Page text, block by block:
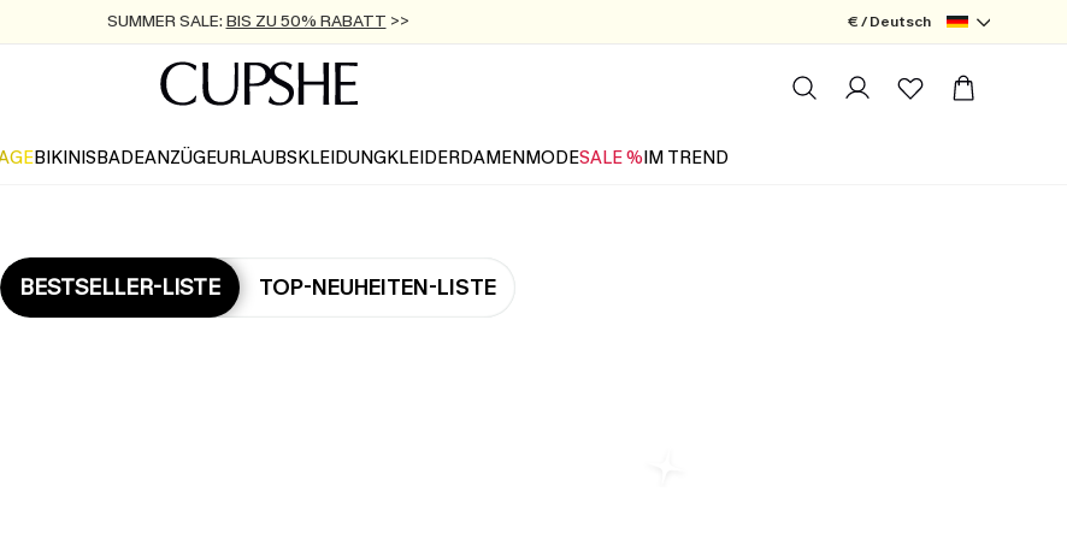
SUMMER SALE: BIS ZU 50% RABATT >>
ZUM NEWSLETTER:BIS ZU -20% EXTRA ERHALTEN
KOSTENLOSER VERSAND AB 89 €
€ / Deutsch
BIKINISBADEANZÜGEURLAUBSKLEIDUNGKLEIDERDAMENMODESALE %IM TREND
BESTSELLER-LISTE TOP-NEUHEITEN-LISTE